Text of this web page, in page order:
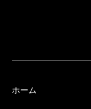
ホーム